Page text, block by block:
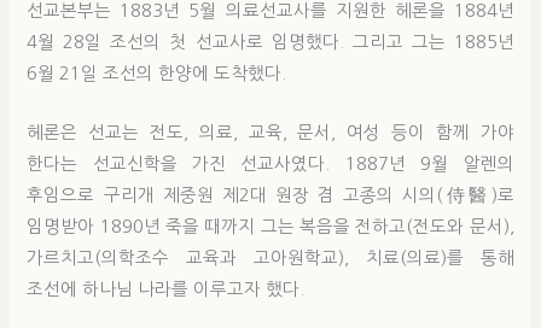
선교본부는 1883년 5월 의료선교사를 지원한 헤론을 1884년
4월 28일 조선의 첫 선교사로 임명했다. 그리고 그는 1885년
6월 21일 조선의 한양에 도착했다.
헤론은 선교는 전도, 의료, 교육, 문서, 여성 등이 함께 가야
한다는 선교신학을 가진 선교사였다. 1887년 9월 알렌의
후임으로 구리개 제중원 제2대 원장 겸 고종의 시의(侍醫)로
임명받아 1890년 죽을 때까지 그는 복음을 전하고(전도와 문서),
가르치고(의학조수 교육과 고아원학교), 치료(의료)를 통해
조선에 하나님 나라를 이루고자 했다.